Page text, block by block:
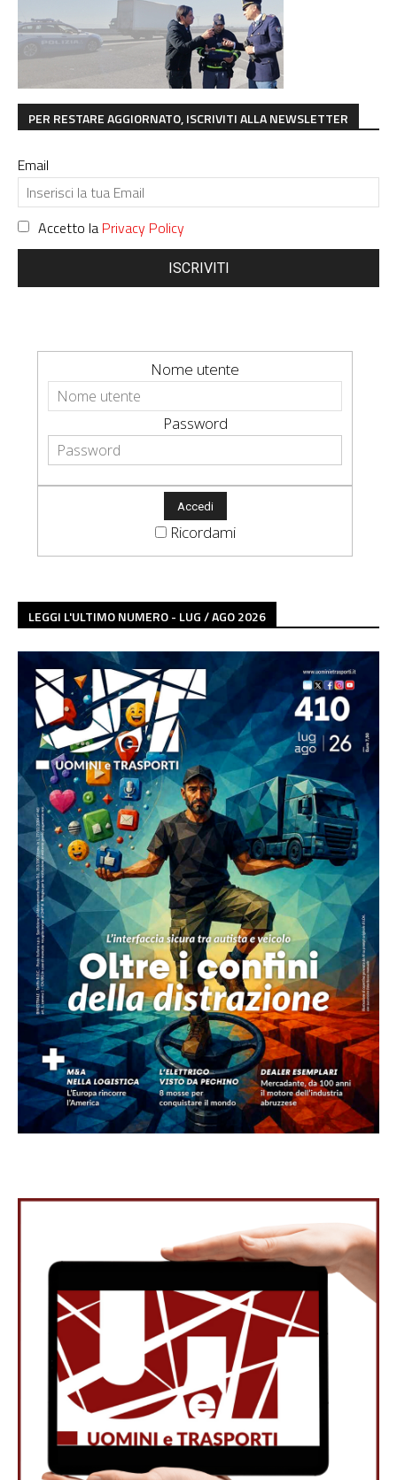
PER RESTARE AGGIORNATO, ISCRIVITI ALLA NEWSLETTER
Email
Accetto la Privacy Policy
ISCRIVITI
Nome utente
Password
Ricordami
LEGGI L'ULTIMO NUMERO - LUG / AGO 2026